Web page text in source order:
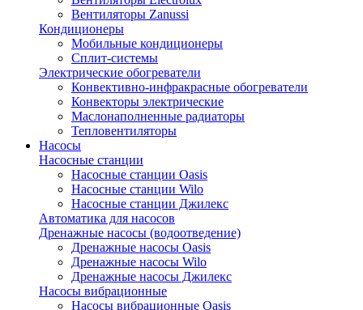
Вентиляторы Zanussi
Кондиционеры
Мобильные кондиционеры
Сплит-системы
Электрические обогреватели
Конвективно-инфракрасные обогреватели
Конвекторы электрические
Маслонаполненные радиаторы
Тепловентиляторы
Насосы
Насосные станции
Насосные станции Oasis
Насосные станции Wilo
Насосные станции Джилекс
Автоматика для насосов
Дренажные насосы (водоотведение)
Дренажные насосы Oasis
Дренажные насосы Wilo
Дренажные насосы Джилекс
Насосы вибрационные
Насосы вибрационные Oasis